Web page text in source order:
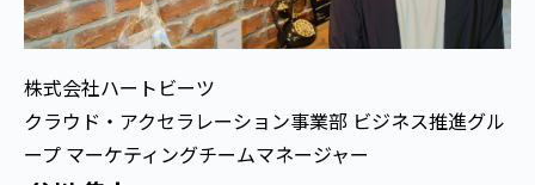
株式会社ハートビーツ
クラウド・アクセラレーション事業部 ビジネス推進グル
ープ マーケティングチームマネージャー